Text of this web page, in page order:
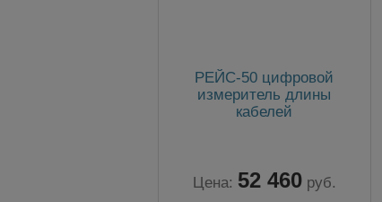
РЕЙС-50 цифровой
измеритель длины
кабелей
Цена: 52 460 руб.